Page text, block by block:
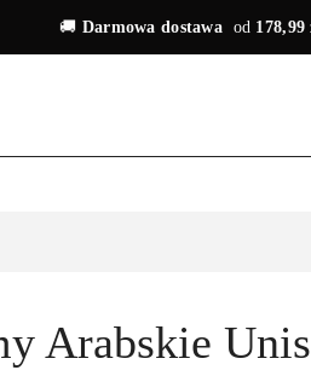
🚚 Darmowa dostawa od 178,99
Arabskie